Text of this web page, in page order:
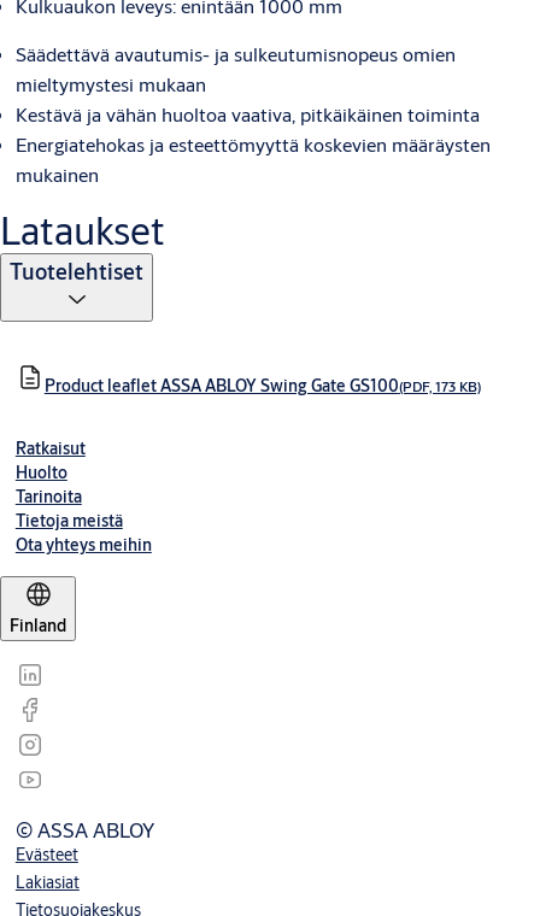
Kulkuaukon leveys: enintään 1000 mm
Säädettävä avautumis- ja sulkeutumisnopeus omien
mieltymystesi mukaan
Kestävä ja vähän huoltoa vaativa, pitkäikäinen toiminta
Energiatehokas ja esteettömyyttä koskevien määräysten
mukainen
Lataukset
Tuotelehtiset
Product leaflet ASSA ABLOY Swing Gate GS100(PDF, 173 KB)
Ratkaisut
Huolto
Tarinoita
Tietoja meistä
Ota yhteys meihin
Finland
© ASSA ABLOY
Evästeet
Lakiasiat
Tietosuojakeskus